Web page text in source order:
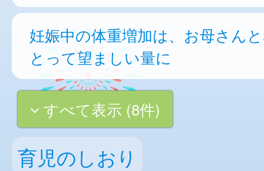
妊娠中の体重増加は、お母さん
とって望ましい量に
すべて表示 (8件)
育児のしおり